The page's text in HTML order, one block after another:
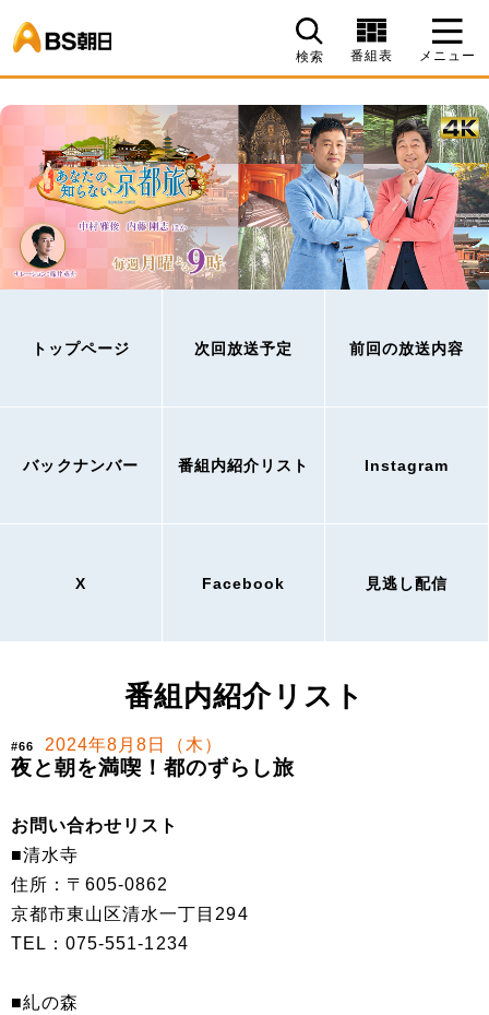
検索 番組表 メニュー
トップページ 次回放送予定 前回の放送内容
バックナンバー 番組内紹介リスト Instagram
X Facebook 見逃し配信
番組内紹介リスト
#66 2024年8月8日（木）
夜と朝を満喫！都のずらし旅
お問い合わせリスト
■清水寺
住所：〒605-0862
京都市東山区清水一丁目294
TEL：075-551-1234
■糺の森